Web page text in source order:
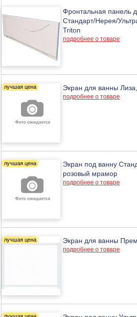
Фронтальная панель
Стандарт/Нерея/
Triton
подробнее о товаре
Экран для ванны
подробнее о товаре
Экран под ванну
розовый мрамор
подробнее о товаре
Экран для ванны
подробнее о товаре